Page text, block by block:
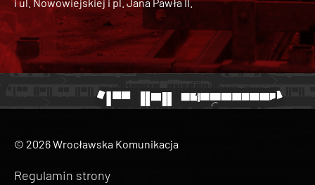
© 2026 Wrocławska Komunikacja
Regulamin strony